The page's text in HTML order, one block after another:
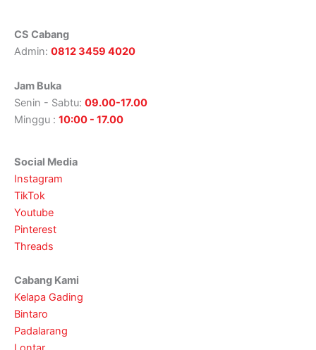
CS Cabang
Admin: 0812 3459 4020
Jam Buka
Senin - Sabtu: 09.00-17.00
Minggu : 10:00 - 17.00
Social Media
Instagram
TikTok
Youtube
Pinterest
Threads
Cabang Kami
Kelapa Gading
Bintaro
Padalarang